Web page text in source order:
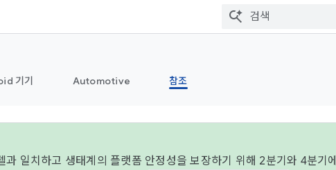
기기 Automotive 참조
일치하고 생태계의 플랫폼 안정성을 보장하기 위해 2분기와 4분기에